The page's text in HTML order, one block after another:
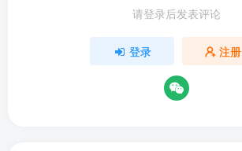
请登录后发表评论
登录 注册